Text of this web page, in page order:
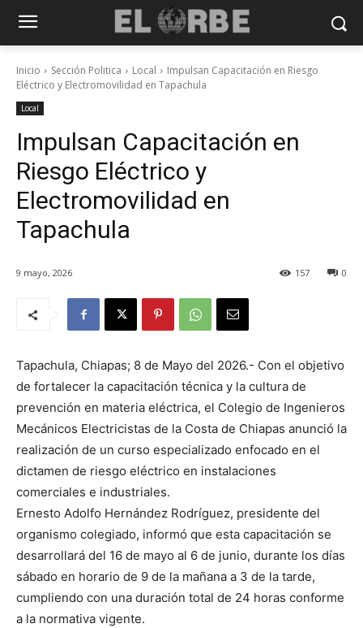
Inicio Sección Politica Local
Impulsan Capacitación en Riesgo
Eléctrico y Electromovilidad en Tapachula
Local
Impulsan Capacitación en
Riesgo Eléctrico y
Electromovilidad en
Tapachula
9 mayo, 2026 0
157
Tapachula, Chiapas; 8 de Mayo del 2026.- Con el objetivo
de fortalecer la capacitación técnica y la cultura de
prevención en materia eléctrica, el Colegio de Ingenieros
Mecánicos Electricistas de la Costa de Chiapas anunció la
realización de un curso especializado enfocado en el
dictamen de riesgo eléctrico en instalaciones
comerciales e industriales.
Ernesto Adolfo Hernández Rodríguez, presidente del
organismo colegiado, informó que esta capacitación se
desarrollará del 16 de mayo al 6 de junio, durante los días
sábado en horario de 9 de la mañana a 3 de la tarde,
cumpliendo con una duración total de 24 horas conforme
a la normativa vigente.